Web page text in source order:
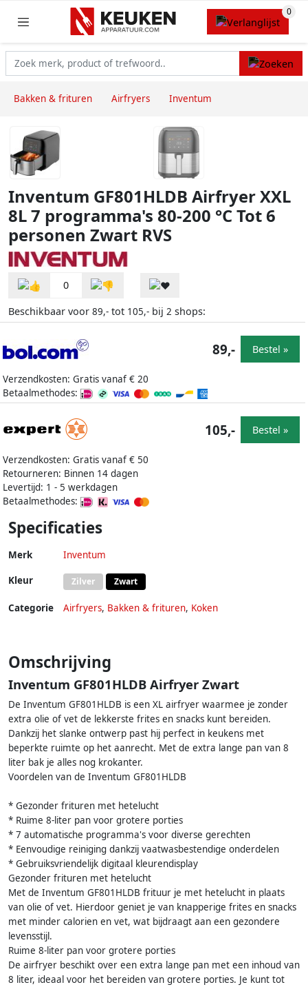
Bakken & frituren Airfryers Inventum
Inventum GF801HLDB Airfryer XXL
8L 7 programma's 80-200 °C Tot 6
personen Zwart RVS
0
Beschikbaar voor 89,- tot 105,- bij 2 shops:
Verzendkosten: Gratis vanaf € 20
Betaalmethodes:
89,- Bestel »
Verzendkosten: Gratis vanaf € 50
Retourneren: Binnen 14 dagen
Levertijd: 1 - 5 werkdagen
Betaalmethodes:
105,- Bestel »
Specificaties
Merk Inventum
Kleur Zilver Zwart
Categorie Airfryers, Bakken & frituren, Koken
Omschrijving
Inventum GF801HLDB Airfryer Zwart
De Inventum GF801HLDB is een XL airfryer waarmee je zonder
extra olie of vet de lekkerste frites en snacks kunt bereiden.
Dankzij het slanke ontwerp past hij perfect in keukens met
beperkte ruimte op het aanrecht. Met de extra lange pan van 8
liter bak je alles nog krokanter.
Voordelen van de Inventum GF801HLDB
* Gezonder frituren met hetelucht
* Ruime 8-liter pan voor grotere porties
* 7 automatische programma's voor diverse gerechten
* Eenvoudige reiniging dankzij vaatwasbestendige onderdelen
* Gebruiksvriendelijk digitaal kleurendisplay
Gezonder frituren met hetelucht
Met de Inventum GF801HLDB frituur je met hetelucht in plaats
van olie of vet. Hierdoor geniet je van knapperige frites en snacks
met minder calorien en vet, wat bijdraagt aan een gezondere
levensstijl.
Ruime 8-liter pan voor grotere porties
De airfryer beschikt over een extra lange pan met een inhoud van
8 liter, ideaal voor het bereiden van grotere porties. Je kunt tot